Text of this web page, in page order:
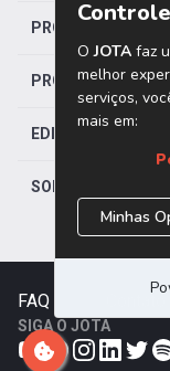
PRO TRABALHISTA
PRO SAÚDE
EDITORIAS
SOBRE O JOTA
FAQ
SIGA O JOTA